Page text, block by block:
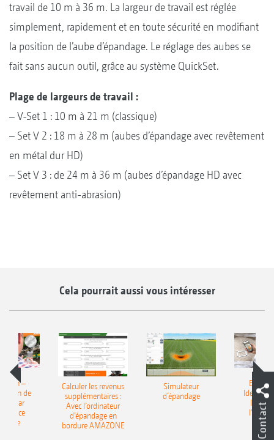
travail de 10 m à 36 m. La largeur de travail est réglée
simplement, rapidement et en toute sécurité en modifiant
la position de l’aube d’épandage. Le réglage des aubes se
fait sans aucun outil, grâce au système QuickSet.
Plage de largeurs de travail :
– V-Set 1 : 10 m à 21 m (classique)
– Set V 2 : 18 m à 28 m (aubes d’épandage avec revêtement
en métal dur HD)
– Set V 3 : de 24 m à 36 m (aubes d’épandage HD avec
revêtement anti-abrasion)
Cela pourrait aussi vous intéresser
–
de
par
Calculer les revenus
supplémentaires :
Avec l’ordinateur
d’épandage en
bordure AMAZONE
Simulateur
d‘épandage
Contact